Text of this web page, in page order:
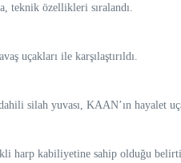
teknik özellikleri sıralandı.
uçakları ile karşılaştırıldı.
silah yuvası, KAAN’ın hayalet
harp kabiliyetine sahip olduğu